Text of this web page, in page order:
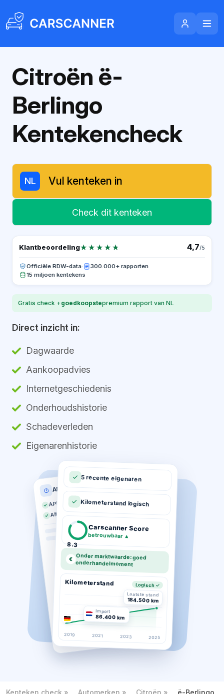
Citroën ë-
Berlingo
Kentekencheck
NL
Check dit kenteken
Klantbeoordeling★★★★★
★★★★★ 4,7/5
Officiële RDW-data·
300.000+ rapporten
15 miljoen kentekens
Gratis check +goedkoopstepremium rapport van NL
Direct inzicht in:
Dagwaarde
Aankoopadvies
Internetgeschiedenis
Onderhoudshistorie
Schadeverleden
Eigenarenhistorie
APK historie
APK geldig tot 03-2026
Altijd op tijd gekeurd
5 recente eigenaren
Kilometerstand logisch
8.3
Carscanner Score
betrouwbaar ▲
€ Onder marktwaarde: goed
onderhandelmoment
Kilometerstand Logisch ✓
Laatste stand
184.500 km
Import
86.400 km
2019 2021 2023 2025